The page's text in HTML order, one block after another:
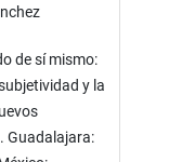
de sí mismo:
y la
Guadalajara: